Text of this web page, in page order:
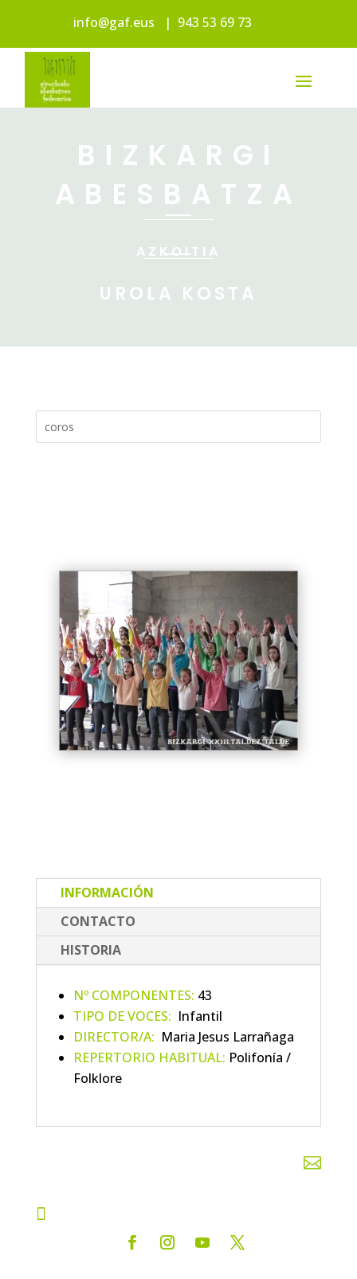
info@gaf.eus | 943 53 69 73
BIZKARGI
ABESBATZA
AZKOITIA
UROLA KOSTA
INFORMACIÓN
CONTACTO
HISTORIA
Nº COMPONENTES: 43
TIPO DE VOCES: Infantil
DIRECTOR/A: Maria Jesus Larrañaga
REPERTORIO HABITUAL: Polifonía /
Folklore

